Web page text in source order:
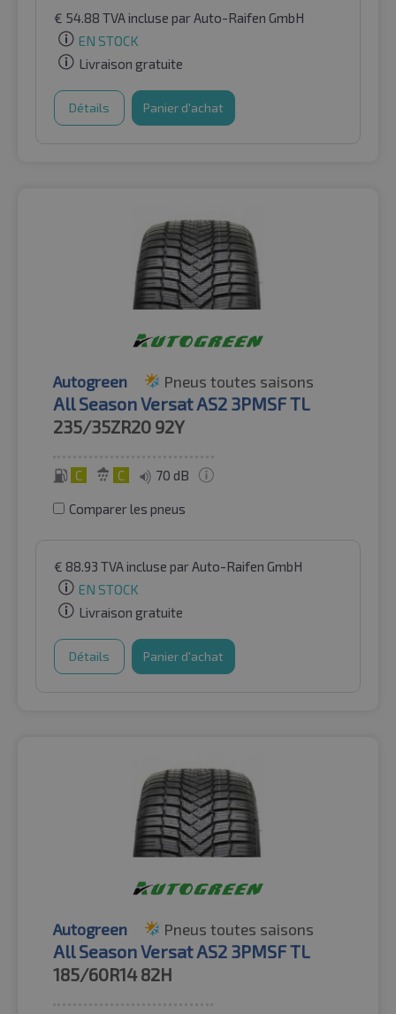
€ 54.88 TVA incluse par Auto-Raifen GmbH
EN STOCK
Livraison gratuite
Détails Panier d'achat
Autogreen Pneus toutes saisons
All Season Versat AS2 3PMSF TL
235/35ZR20 92Y
C C 70 dB
Comparer les pneus
€ 88.93 TVA incluse par Auto-Raifen GmbH
EN STOCK
Livraison gratuite
Détails Panier d'achat
Autogreen Pneus toutes saisons
All Season Versat AS2 3PMSF TL
185/60R14 82H